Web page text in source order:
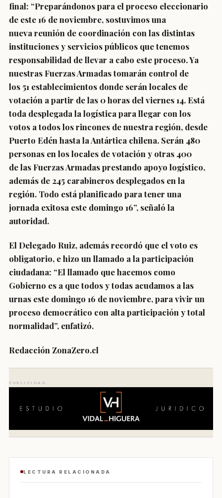
final: “Preparándonos para el proceso eleccionario
de este 16 de noviembre, sostuvimos una
nueva reunión de coordinación con las distintas
instituciones y servicios públicos que tenemos
responsabilidad de llevar a cabo este proceso. Ya
nuestras Fuerzas Armadas tomarán control de
los 51 establecimientos donde serán locales de
votación a partir de las 0 horas del viernes 14. Está
toda desplegada la logística para llegar con los
votos a todos los rincones de nuestra región, desde
Puerto Edén hasta la Antártica chilena. Serán 480
personas en los locales de votación y otras 400
de las Fuerzas Armadas prestando apoyo logístico,
además de 245 carabineros desplegados en la
región. Todo está planificado para tener una
jornada exitosa este domingo 16”, señaló la
autoridad.
El Delegado Ruiz, además recordó que el voto es
obligatorio, e hizo un llamado a la participación
ciudadana: “El llamado que hacemos como
Gobierno es a que todos y todas acudamos a las
urnas este domingo 16 de noviembre, para vivir un
proceso democrático con alta participación y total
normalidad”, enfatizó.
Redacción ZonaZero.cl
PUBLICIDAD
LECTURA RELACIONADA